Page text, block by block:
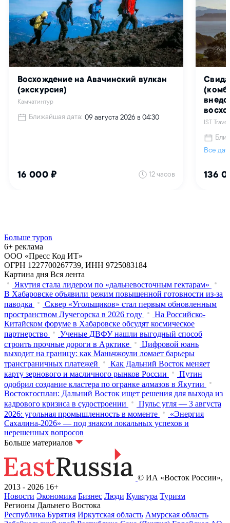
Больше туров
6+ реклама
ООО «Пресс Код ИТ»
ОГРН 1227700267739, ИНН 9725083184
Картина дня Вся лента
Якутия стала лидером по «дальневосточным гектарам»
В Хабаровске объявили режим повышенной готовности из‑за
паводка
Сквер «Угольщиков» стал первым обновленным
пространством Лучегорска в 2026 году
На Российско-
Китайском форуме в Хабаровске обсудят космическое
партнерство
Ученые ДВФУ нашли выгодный способ
строить прочные дороги в Арктике
Цифровой юань
выходит на границу: как Маньчжоули ломает барьеры
трансграничных платежей
Как Дальний Восток меняет
карту зернового и масличного рынков России
Путин
одобрил создание кластера по огранке алмазов в Якутии
Востокгосплан: Дальний Восток ищет решения для выхода из
кадрового кризиса в судостроении
Пульс угля — 3 августа
2026: угольная промышленность в моменте
«Энергия
Сахалина-2026» — под знаком локальных успехов и
нерешенных вопросов
Больше материалов
© ИА «Восток России»,
2013 - 2026 16+
Новости Экономика Бизнес Люди Культура Туризм
Регионы Дальнего Востока
Республика Бурятия Иркутская область Амурская область